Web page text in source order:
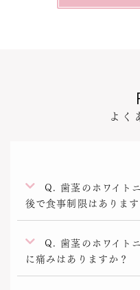
よく
Q. 歯茎のホワイト
後で食事制限はあります
Q. 歯茎のホワイト
に痛みはありますか？